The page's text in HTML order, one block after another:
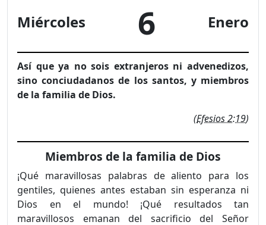
Miércoles 6 Enero
Así que ya no sois extranjeros ni advenedizos,
sino conciuda­danos de los santos, y miembros
de la familia de Dios.
(Efesios 2:19)
Miembros de la familia de Dios
¡Qué maravillosas palabras de aliento para los
gentiles, quienes antes estaban sin esperanza ni
Dios en el mundo! ¡Qué resultados tan
maravillosos emanan del sacrificio del Señor